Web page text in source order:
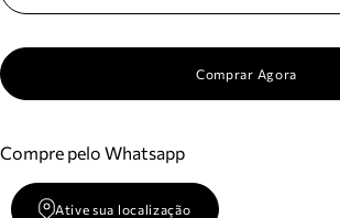
Comprar Agora
Compre pelo Whatsapp
Ative sua localização